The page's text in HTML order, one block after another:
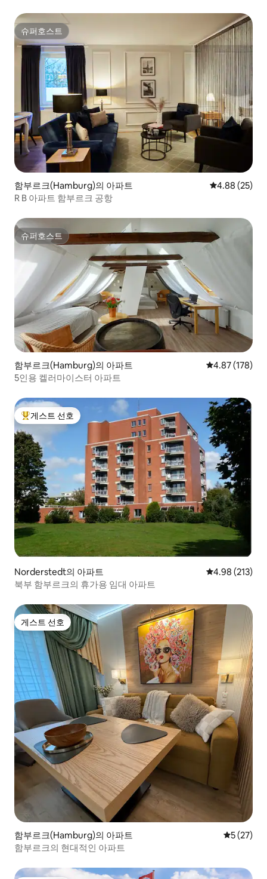
슈퍼호스트
슈퍼호스트
함부르크(Hamburg)의 아파트 평점 4.88점(5
4.88 (25)
R B 아파트 함부르크 공항
슈퍼호스트
슈퍼호스트
함부르크(Hamburg)의 아파트 평점 4.87점(5
4.87 (178)
5인용 켈러마이스터 아파트
상위 게스트 선호
게스트 선호
Norderstedt의 아파트 평점 4.98점(5
4.98 (213)
북부 함부르크의 휴가용 임대 아파트
게스트 선호
게스트 선호
함부르크(Hamburg)의 아파트 평점 5점
5 (27)
함부르크의 현대적인 아파트